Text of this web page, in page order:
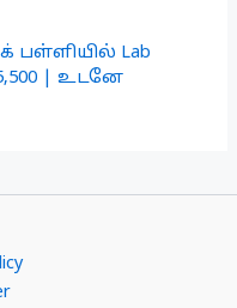
பள்ளியில் Lab
| உடனே